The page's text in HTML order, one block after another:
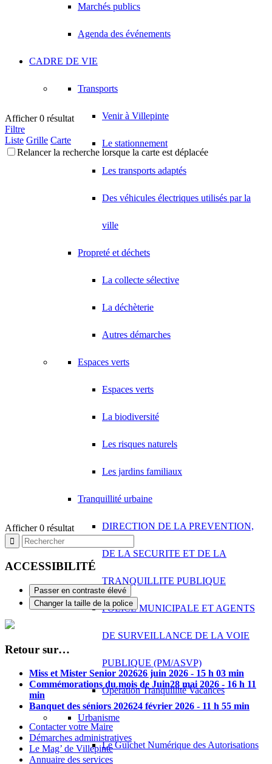
Marchés publics
Agenda des événements
CADRE DE VIE
Transports
Venir à Villepinte
Le stationnement
Les transports adaptés
Des véhicules électriques utilisés par la
ville
Propreté et déchets
La collecte sélective
La déchèterie
Autres démarches
Espaces verts
Espaces verts
La biodiversité
Les risques naturels
Les jardins familiaux
Tranquillité urbaine
DIRECTION DE LA PREVENTION,
DE LA SECURITE ET DE LA
TRANQUILLITE PUBLIQUE
POLICE MUNICIPALE ET AGENTS
DE SURVEILLANCE DE LA VOIE
PUBLIQUE (PM/ASVP)
Opération Tranquillité Vacances
Urbanisme
Le Guichet Numérique des Autorisations
Afficher 0 résultat
Filtre
Liste Grille Carte
Relancer la recherche lorsque la carte est déplacée
Afficher 0 résultat
ACCESSIBILITÉ
Passer en contraste élevé
Changer la taille de la police
Retour sur…
Miss et Mister Senior 202626 juin 2026 - 15 h 03 min
Commémorations du mois de Juin28 mai 2026 - 16 h 11
min
Banquet des séniors 202624 février 2026 - 11 h 55 min
Contacter votre Maire
Démarches administratives
Le Mag’ de Villepinte
Annuaire des services